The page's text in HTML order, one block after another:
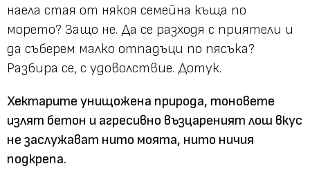
наела стая от някоя семейна къща по
морето? Защо не. Да се разходя с приятели и
да съберем малко отпадъци по пясъка?
Разбира се, с удоволствие. Дотук.
Хектарите унищожена природа, тоновете
излят бетон и агресивно възцареният лош вкус
не заслужават нито моята, нито ничия
подкрепа.